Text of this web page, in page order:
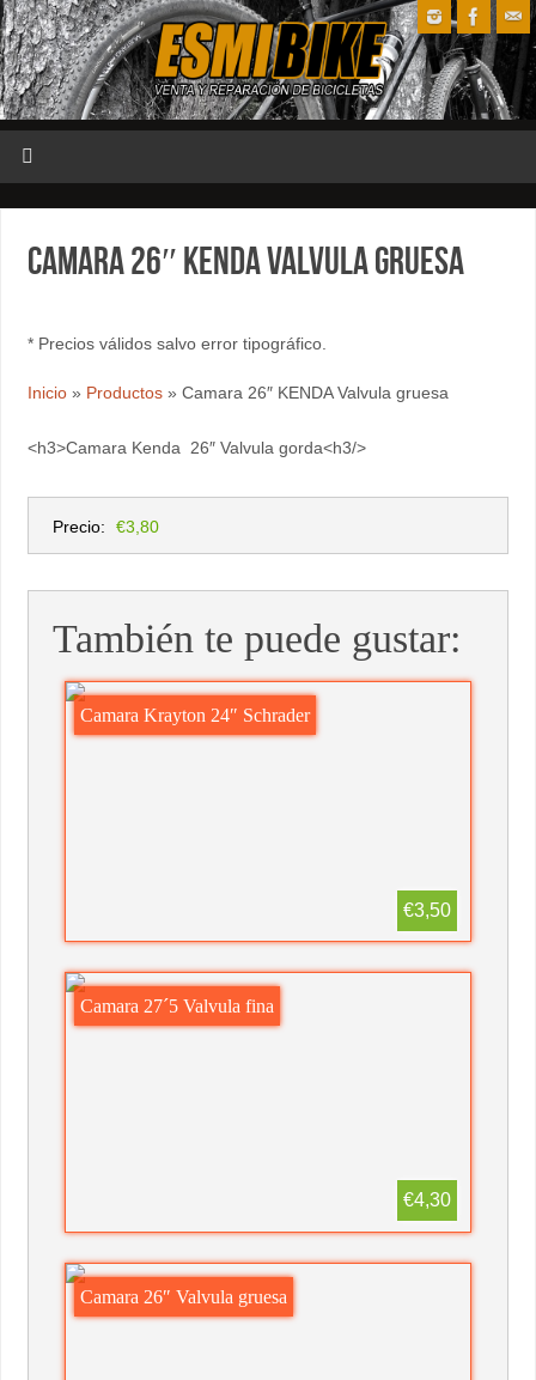
Camara 26″ KENDA Valvula gruesa
* Precios válidos salvo error tipográfico.
Inicio» Productos» Camara 26″ KENDA Valvula gruesa
<h3>Camara Kenda 26″ Valvula gorda<h3/>
Precio: €3,80
También te puede gustar:
Camara Krayton 24″ Schrader
€3,50
Camara 27´5 Valvula fina
€4,30
Camara 26″ Valvula gruesa